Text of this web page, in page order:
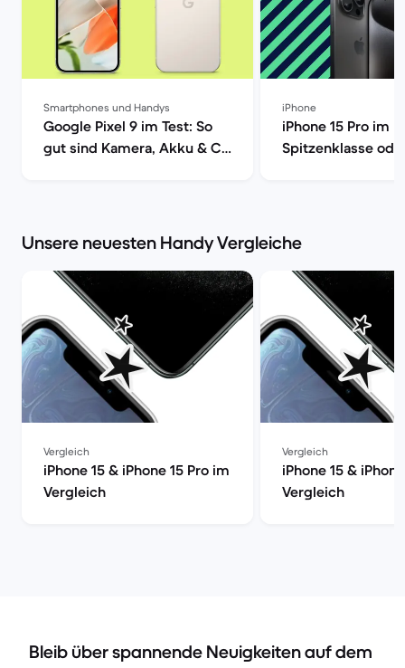
Smartphones und Handys
Google Pixel 9 im Test: So
gut sind Kamera, Akku & Co
iPhone
iPhone 15 Pro im
Spitzenklasse
Unsere neuesten Handy Vergleiche
Vergleich
iPhone 15 & iPhone 15 Pro im
Vergleich
Vergleich
iPhone 15 &
Vergleich
Bleib über spannende Neuigkeiten auf dem